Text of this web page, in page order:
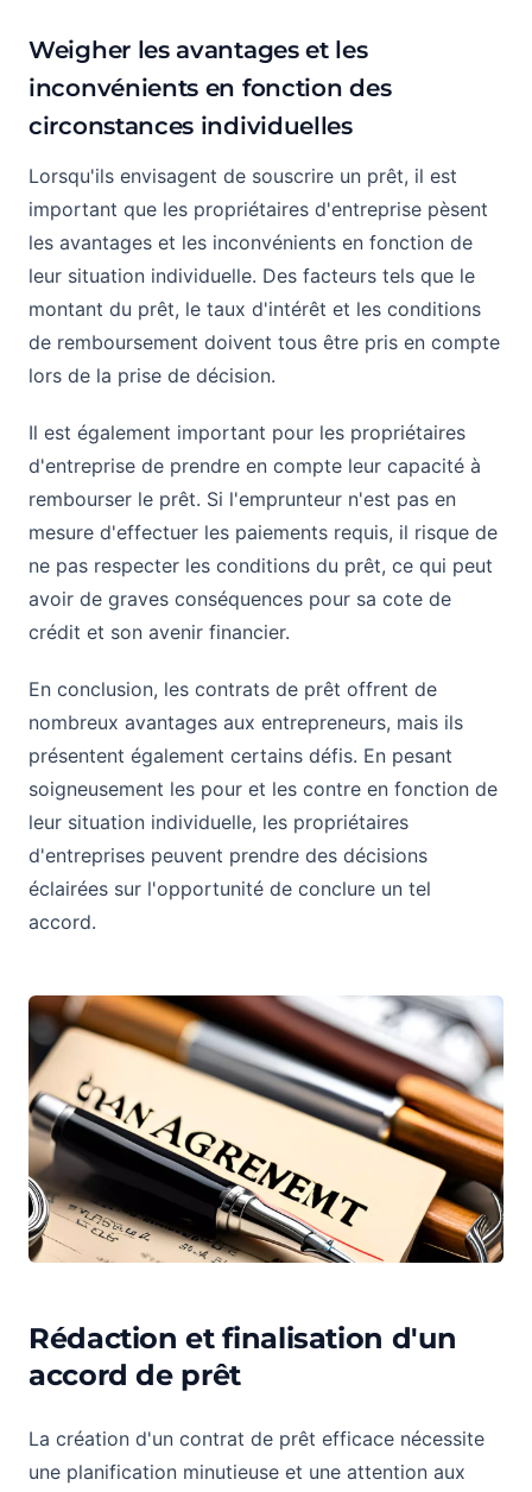
Weigher les avantages et les
inconvénients en fonction des
circonstances individuelles
Lorsqu'ils envisagent de souscrire un prêt, il est
important que les propriétaires d'entreprise pèsent
les avantages et les inconvénients en fonction de
leur situation individuelle. Des facteurs tels que le
montant du prêt, le taux d'intérêt et les conditions
de remboursement doivent tous être pris en compte
lors de la prise de décision.
Il est également important pour les propriétaires
d'entreprise de prendre en compte leur capacité à
rembourser le prêt. Si l'emprunteur n'est pas en
mesure d'effectuer les paiements requis, il risque de
ne pas respecter les conditions du prêt, ce qui peut
avoir de graves conséquences pour sa cote de
crédit et son avenir financier.
En conclusion, les contrats de prêt offrent de
nombreux avantages aux entrepreneurs, mais ils
présentent également certains défis. En pesant
soigneusement les pour et les contre en fonction de
leur situation individuelle, les propriétaires
d'entreprises peuvent prendre des décisions
éclairées sur l'opportunité de conclure un tel
accord.
Rédaction et finalisation d'un
accord de prêt
La création d'un contrat de prêt efficace nécessite
une planification minutieuse et une attention aux